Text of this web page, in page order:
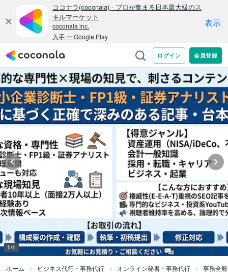
1/1
ホーム ビジネス代行・事務代行 オンライン秘書・事務代行 事務全